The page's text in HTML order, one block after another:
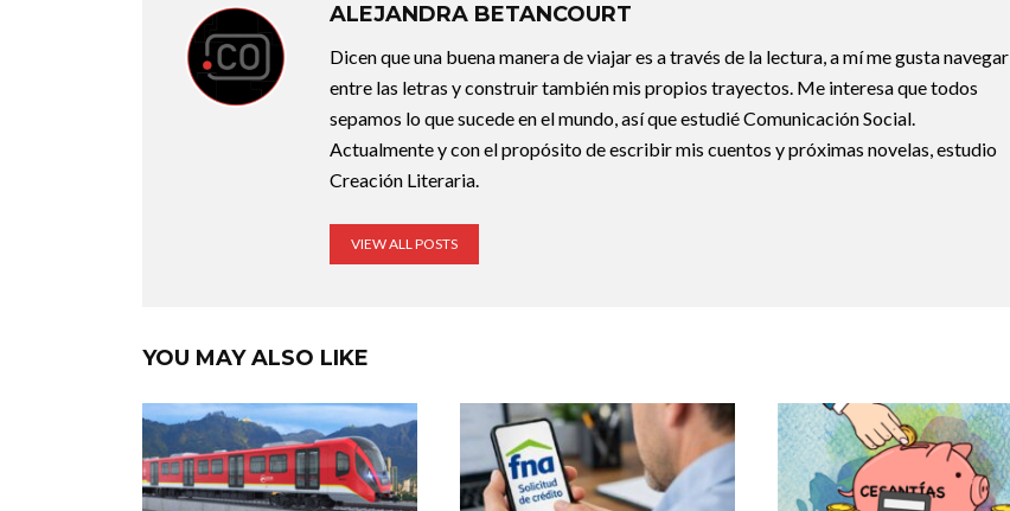
ALEJANDRA BETANCOURT
Dicen que una buena manera de viajar es a través de la lectura, a mí me gusta navegar
entre las letras y construir también mis propios trayectos. Me interesa que todos
sepamos lo que sucede en el mundo, así que estudié Comunicación Social.
Actualmente y con el propósito de escribir mis cuentos y próximas novelas, estudio
Creación Literaria.
VIEW ALL POSTS
YOU MAY ALSO LIKE